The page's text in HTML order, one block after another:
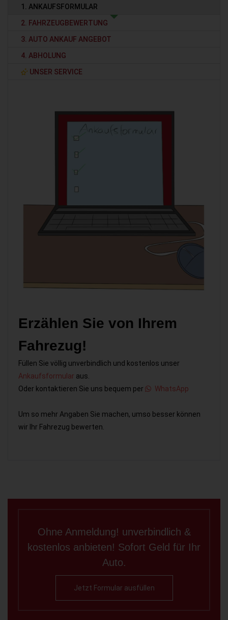
1. ANKAUFSFORMULAR
2. FAHRZEUGBEWERTUNG
3. AUTO ANKAUF ANGEBOT
4. ABHOLUNG
UNSER SERVICE
Erzählen Sie von Ihrem
Fahrezug!
Füllen Sie völlig unverbindlich und kostenlos unser
Ankaufsformular aus.
Oder kontaktieren Sie uns bequem per
WhatsApp
Um so mehr Angaben Sie machen, umso besser können
wir Ihr Fahrezug bewerten.
Ohne Anmeldung! unverbindlich &
kostenlos anbieten! Sofort Geld für Ihr
Auto.
Jetzt Formular ausfüllen